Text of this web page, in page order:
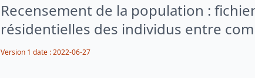
Recensement de la population :
résidentielles des individus entre
Version 1 date :2022-06-27